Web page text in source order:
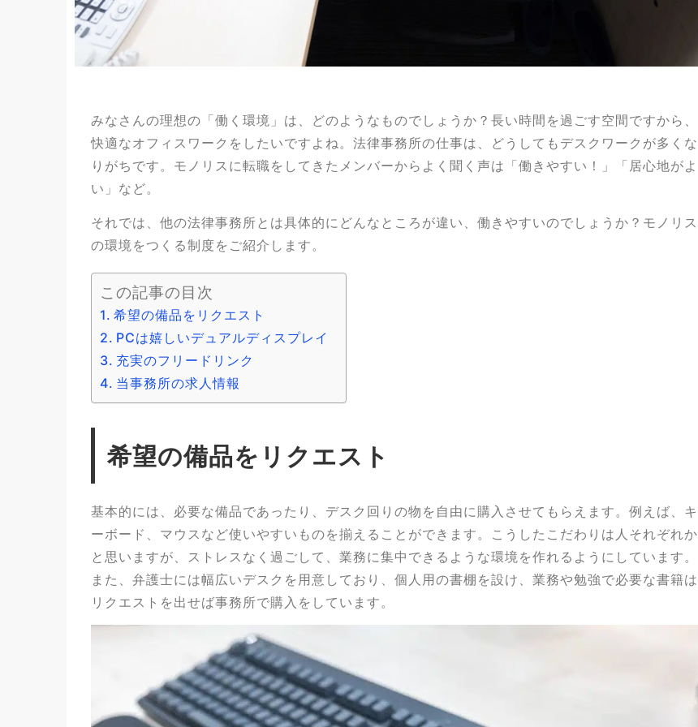
みなさんの理想の「働く環境」は、どのようなものでしょうか？長い時間を過ごす空間ですから、
快適なオフィスワークをしたいですよね。法律事務所の仕事は、どうしてもデスクワークが多くな
りがちです。モノリスに転職をしてきたメンバーからよく聞く声は「働きやすい！」「居心地がよ
い」など。
それでは、他の法律事務所とは具体的にどんなところが違い、働きやすいのでしょうか？モノリス
の環境をつくる制度をご紹介します。
この記事の目次
希望の備品をリクエスト
PCは嬉しいデュアルディスプレイ
充実のフリードリンク
当事務所の求人情報
希望の備品をリクエスト
基本的には、必要な備品であったり、デスク回りの物を自由に購入させてもらえます。例えば、キ
ーボード、マウスなど使いやすいものを揃えることができます。こうしたこだわりは人それぞれか
と思いますが、ストレスなく過ごして、業務に集中できるような環境を作れるようにしています。
また、弁護士には幅広いデスクを用意しており、個人用の書棚を設け、業務や勉強で必要な書籍は
リクエストを出せば事務所で購入をしています。